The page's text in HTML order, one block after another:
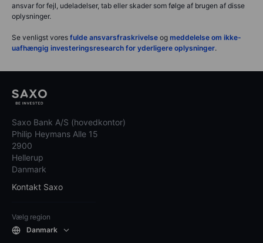
ansvar for fejl, udeladelser, tab eller skader som følge af brugen af disse
oplysninger.
Se venligst vores fulde ansvarsfraskrivelse og meddelelse om ikke-
uafhængig investeringsresearch for yderligere oplysninger.
Saxo Bank A/S (hovedkontor)
Philip Heymans Alle 15
2900
Hellerup
Danmark
Kontakt Saxo
Vælg region
Danmark